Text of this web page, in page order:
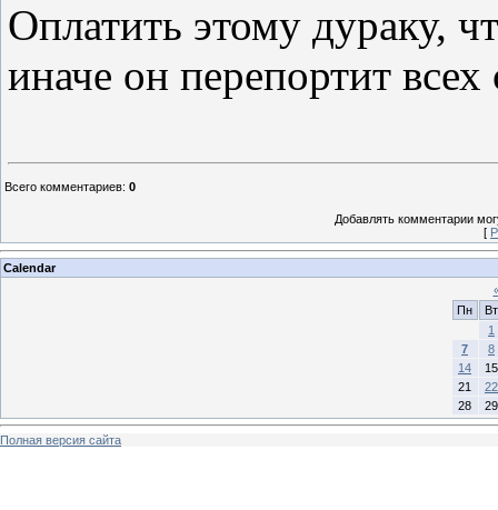
Оплатить этому дураку,
иначе он перепортит всех
Всего комментариев: 0
Добавлять комментарии
[
Calendar
Пн
Вт
1
7
8
14
15
21
22
28
29
Полная версия сайта